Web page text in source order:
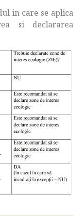
in care se aplica
si declararea